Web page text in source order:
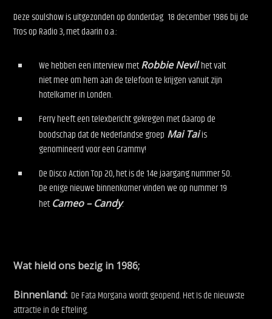
Deze soulshow is uitgezonden op donderdag 18 december 1986 bij de
Tros op Radio 3, met daarin o.a.:
We hebben een interview metRobbie Nevil. het valt
niet mee om hem aan de telefoon te krijgen vanuit zijn
hotelkamer in Londen.
Ferry heeft een telexbericht gekregen met daarop de
boodschap dat de Nederlandse groep Mai Taiis
genomineerd voor een Grammy!
De Disco Action Top 20, het is de 14e jaargang nummer 50.
De enige nieuwe binnenkomer vinden we op nummer 19
hetCameo – Candy.
Wat hield ons bezig in 1986;
Binnenland: De Fata Morgana wordt geopend. Het Is de nieuwste
attractie in de Efteling.